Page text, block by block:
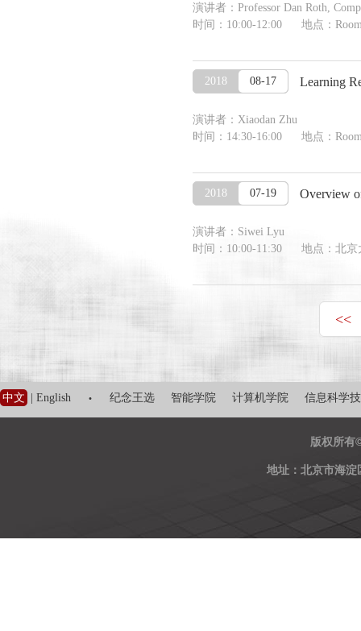
演讲者：Professor Dan Roth,
时间：10:00-12:00 地点：
2018 08-17 Learning
演讲者：Xiaodan Zhu
时间：14:30-16:00 地点：
2018 07-19 Overview
演讲者：Siwei Lyu
时间：10:00-11:30 地点：北京
<<
中文 English · 纪念王选 智能学院 计算机学院 信息科学
版权所有
地址：北京市海